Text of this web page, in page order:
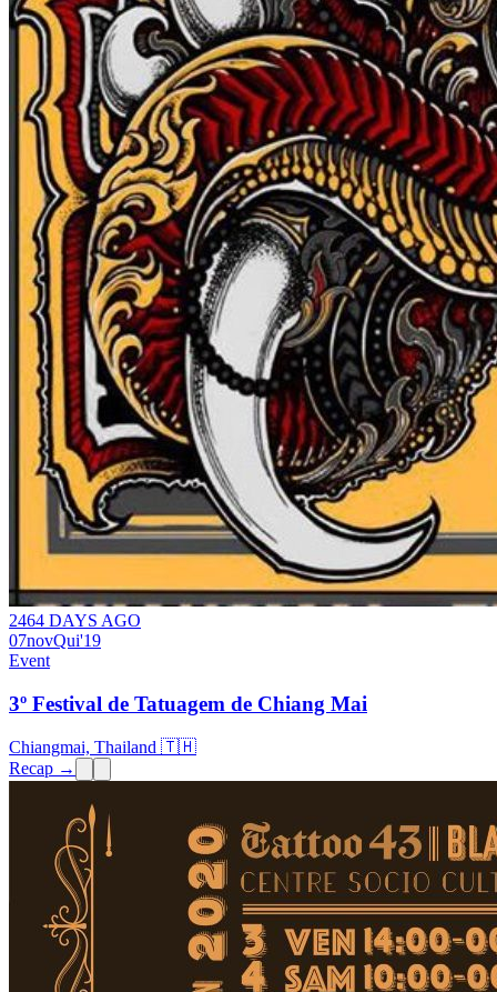
2464 DAYS AGO
07novQui'19
Event
3º Festival de Tatuagem de Chiang Mai
Chiangmai, Thailand 🇹🇭
Recap →